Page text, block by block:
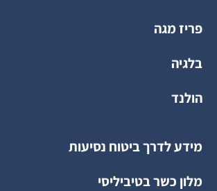
פריז מגה
בלגיה
הולנד
מידע לדרך ביטוח נסיעות
מלון כשר בטיביליסי